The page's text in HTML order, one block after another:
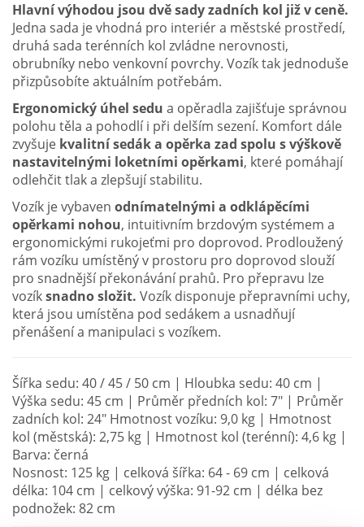
Hlavní výhodou jsou dvě sady zadních kol již v ceně.
Jedna sada je vhodná pro interiér a městské prostředí,
druhá sada terénních kol zvládne nerovnosti,
obrubníky nebo venkovní povrchy. Vozík tak jednoduše
přizpůsobíte aktuálním potřebám.
Ergonomický úhel sedu a opěradla zajišťuje správnou
polohu těla a pohodlí i při delším sezení. Komfort dále
zvyšuje kvalitní sedák a opěrka zad spolu s výškově
nastavitelnými loketními opěrkami, které pomáhají
odlehčit tlak a zlepšují stabilitu.
Vozík je vybaven odnímatelnými a odklápěcími
opěrkami nohou, intuitivním brzdovým systémem a
ergonomickými rukojeťmi pro doprovod. Prodloužený
rám vozíku umístěný v prostoru pro doprovod slouží
pro snadnější překonávání prahů. Pro přepravu lze
vozíksnadno složit. Vozík disponuje přepravními uchy,
která jsou umístěna pod sedákem a usnadňují
přenášení a manipulaci s vozíkem.
Šířka sedu: 40 / 45 / 50 cm | Hloubka sedu: 40 cm |
Výška sedu: 45 cm | Průměr předních kol: 7" | Průměr
zadních kol: 24" Hmotnost vozíku: 9,0 kg | Hmotnost
kol (městská): 2,75 kg | Hmotnost kol (terénní): 4,6 kg |
Barva: černá
Nosnost: 125 kg | celková šířka: 64 - 69 cm | celková
délka: 104 cm | celkový výška: 91-92 cm | délka bez
podnožek: 82 cm